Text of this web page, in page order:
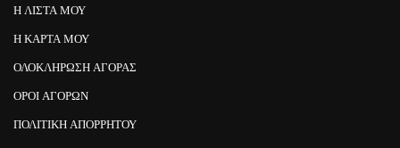
Η ΛΙΣΤΑ ΜΟΥ
Η ΚΑΡΤΑ ΜΟΥ
ΟΛΟΚΛΗΡΩΣΗ ΑΓΟΡΑΣ
ΟΡΟΙ ΑΓΟΡΩΝ
ΠΟΛΙΤΙΚΗ ΑΠΟΡΡΗΤΟΥ